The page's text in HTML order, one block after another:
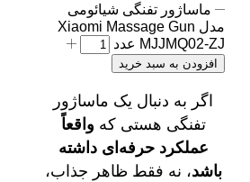
ماساژور تفنگی شیائومی
مدل Xiaomi Massage Gun
MJJMQ02-ZJ عدد
افزودن به سبد خرید
اگر به دنبال یک ماساژور
تفنگی هستی که واقعاً
عملکرد حرفه‌ای داشته
باشد، نه فقط ظاهر جذاب،